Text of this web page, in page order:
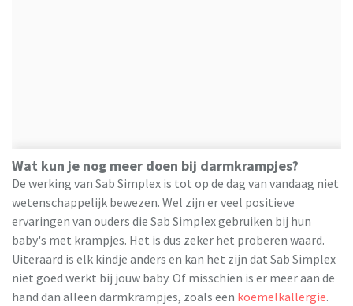
Wat kun je nog meer doen bij darmkrampjes?
De werking van Sab Simplex is tot op de dag van vandaag niet
wetenschappelijk bewezen. Wel zijn er veel positieve
ervaringen van ouders die Sab Simplex gebruiken bij hun
baby's met krampjes. Het is dus zeker het proberen waard.
Uiteraard is elk kindje anders en kan het zijn dat Sab Simplex
niet goed werkt bij jouw baby. Of misschien is er meer aan de
hand dan alleen darmkrampjes, zoals een koemelkallergie.